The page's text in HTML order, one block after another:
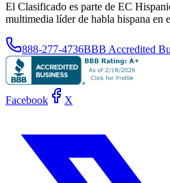
El Clasificado es parte de EC
multimedia líder de habla hispana en
888-277-4736BBB Accredited
Facebook X